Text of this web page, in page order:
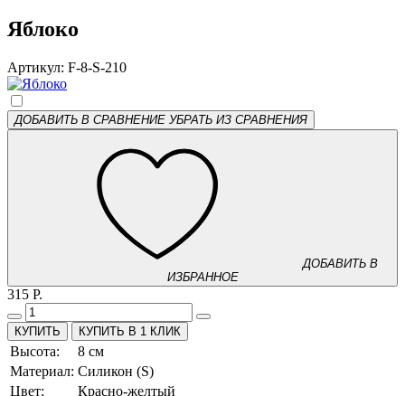
Яблоко
Артикул: F-8-S-210
ДОБАВИТЬ В СРАВНЕНИЕ УБРАТЬ ИЗ СРАВНЕНИЯ
ДОБАВИТЬ В
ИЗБРАННОЕ
315 Р.
КУПИТЬ В 1 КЛИК
Высота:
8 см
Материал: Силикон (S)
Цвет:
Красно-желтый